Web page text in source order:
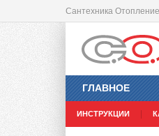
Сантехника
ГЛАВНОЕ
ИНСТРУКЦИИ